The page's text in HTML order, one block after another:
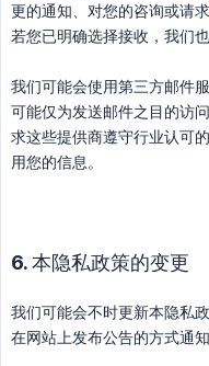
更的通知、对您的咨询或请求
若您已明确选择接收，我们
我们可能会使用第三方邮件
可能仅为发送邮件之目的访
求这些提供商遵守行业认可
用您的信息。
6. 本隐私政策的变更
我们可能会不时更新本隐私
在网站上发布公告的方式通知